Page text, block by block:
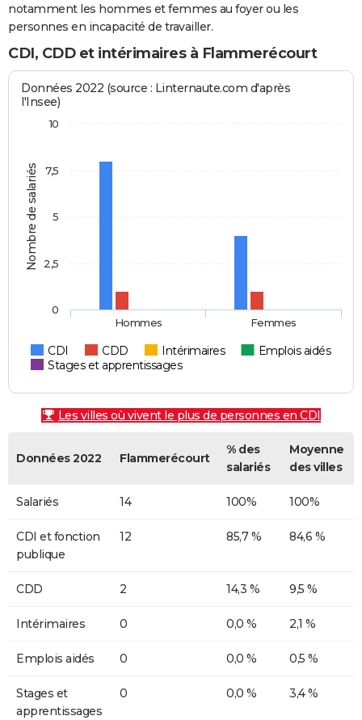
notamment les hommes et femmes au foyer ou les
personnes en incapacité de travailler.
CDI, CDD et intérimaires à Flammerécourt
Nombre de salariés
Données 2022 (source : Linternaute.com d'après
l'Insee)
CDI CDD Intérimaires
Emplois aidés
Stages et apprentissages
Hommes Femmes
0
2,5
5
7,5
10
Les villes où vivent le plus de personnes en CDI
Données 2022 Flammerécourt
% des
salariés
Moyenne
des villes
Salariés 14 100% 100%
CDI et fonction
publique
12 85,7 % 84,6 %
CDD 2 14,3 % 9,5 %
Intérimaires 0 0,0 % 2,1 %
Emplois aidés 0 0,0 % 0,5 %
Stages et
apprentissages
0 0,0 % 3,4 %